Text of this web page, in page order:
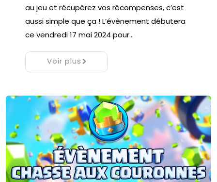
au jeu et récupérez vos récompenses, c’est
aussi simple que ça ! L’évènement débutera
ce vendredi 17 mai 2024 pour…
Voir plus